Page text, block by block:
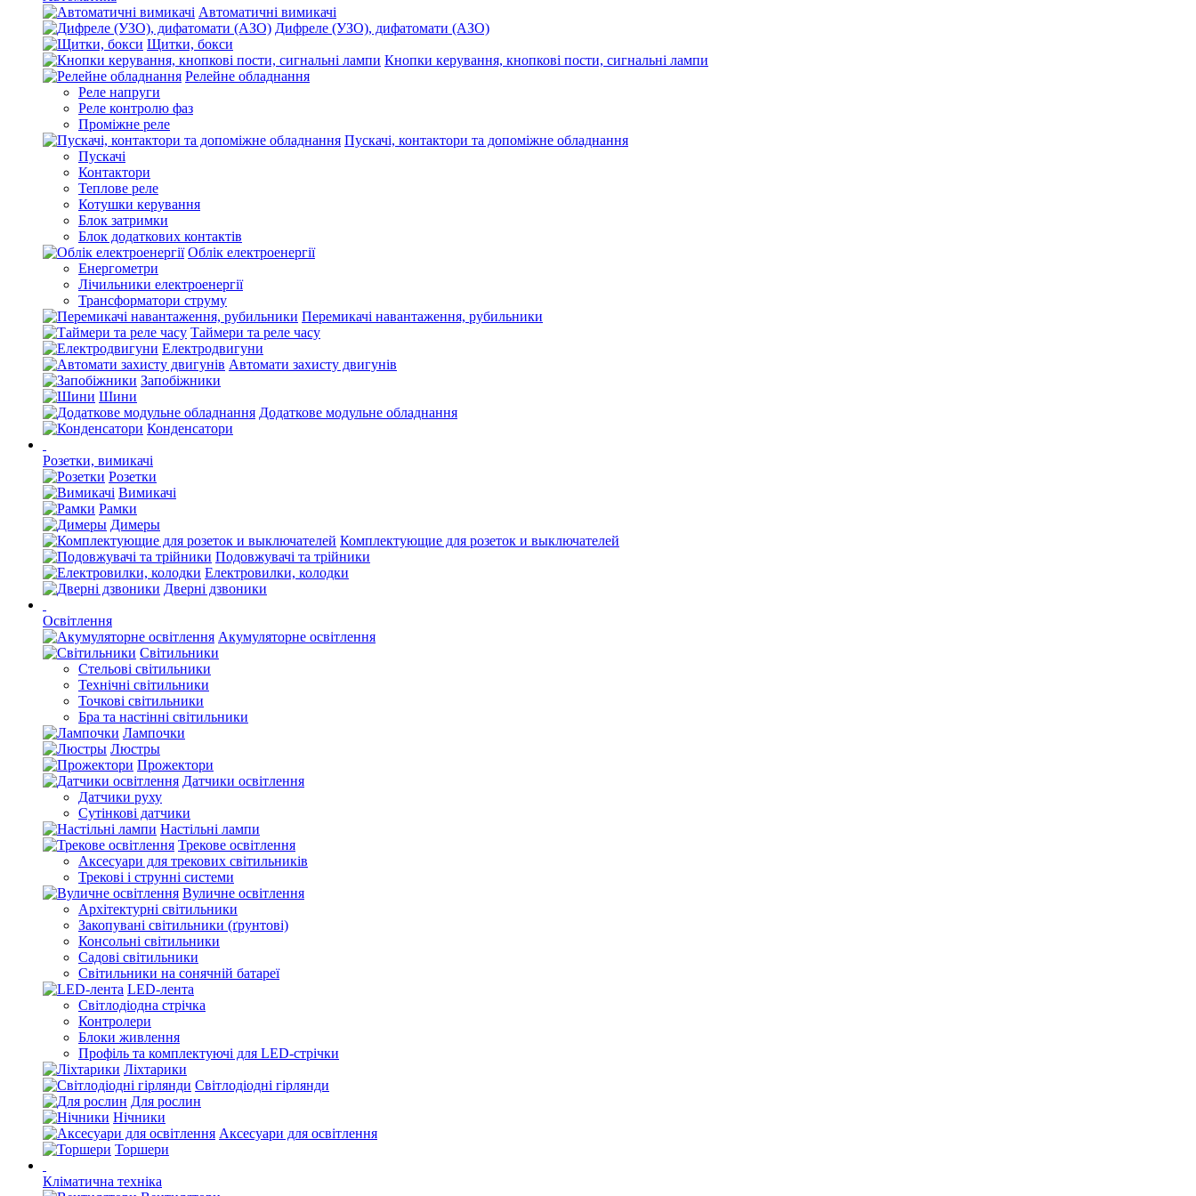
Автоматичні вимикачі
Дифреле (УЗО), дифатомати (АЗО)
Щитки, бокси
Кнопки керування, кнопкові пости, сигнальні лампи
Релейне обладнання
Реле напруги
Реле контролю фаз
Проміжне реле
Пускачі, контактори та допоміжне обладнання
Пускачі
Контактори
Теплове реле
Котушки керування
Блок затримки
Блок додаткових контактів
Облік електроенергії
Енергометри
Лічильники електроенергії
Трансформатори струму
Перемикачі навантаження, рубильники
Таймери та реле часу
Електродвигуни
Автомати захисту двигунів
Запобіжники
Шини
Додаткове модульне обладнання
Конденсатори
Розетки, вимикачі
Розетки
Вимикачі
Рамки
Димеры
Комплектующие для розеток и выключателей
Подовжувачі та трійники
Електровилки, колодки
Дверні дзвоники
Освітлення
Акумуляторне освітлення
Світильники
Стельові світильники
Технічні світильники
Точкові світильники
Бра та настінні світильники
Лампочки
Люстры
Прожектори
Датчики освітлення
Датчики руху
Сутінкові датчики
Настільні лампи
Трекове освітлення
Аксесуари для трекових світильників
Трекові і струнні системи
Вуличне освітлення
Архітектурні світильники
Закопувані світильники (ґрунтові)
Консольні світильники
Садові світильники
Світильники на сонячній батареї
LED-лента
Світлодіодна стрічка
Контролери
Блоки живлення
Профіль та комплектуючі для LED-стрічки
Ліхтарики
Світлодіодні гірлянди
Для рослин
Нічники
Аксесуари для освітлення
Торшери
Кліматична техніка